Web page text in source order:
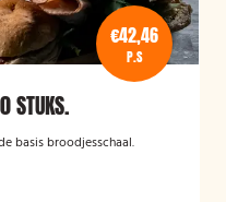
€42,46
P.S
STUKS.
basis broodjesschaal.